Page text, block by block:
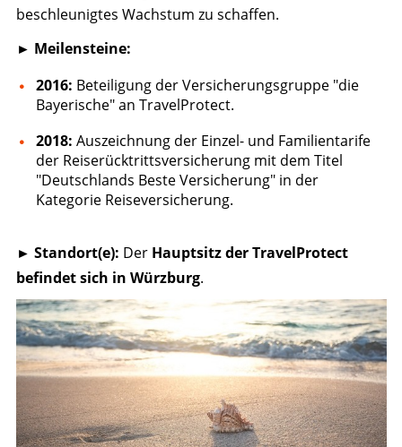
beschleunigtes Wachstum zu schaffen.
► Meilensteine:
2016: Beteiligung der Versicherungsgruppe "die
Bayerische" an TravelProtect.​
2018: Auszeichnung der Einzel- und Familientarife
der Reiserücktrittsversicherung mit dem Titel
"Deutschlands Beste Versicherung" in der
Kategorie Reiseversicherung.
► Standort(e): Der Hauptsitz der TravelProtect
befindet sich in Würzburg.